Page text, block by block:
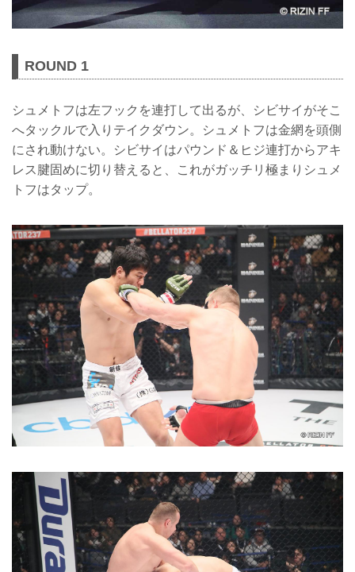
ROUND 1
シュメトフは左フックを連打して出るが、シビサイがそこ
へタックルで入りテイクダウン。シュメトフは金網を頭側
にされ動けない。シビサイはパウンド＆ヒジ連打からアキ
レス腱固めに切り替えると、これがガッチリ極まりシュメ
トフはタップ。